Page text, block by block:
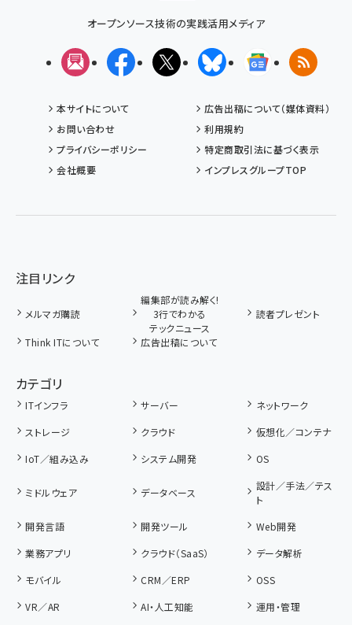
オープンソース技術の実践活用メディア
メルマガFacebookX(エックス)BlueskyGoogleニュ
RSS
本サイトについて
広告出稿について（媒体資料）
お問い合わせ
利用規約
プライバシーポリシー
特定商取引法に基づく表示
会社概要
インプレスグループTOP
注目リンク
メルマガ購読
編集部が読み解く!
3行でわかる
テックニュース
読者プレゼント
Think ITについて 広告出稿について
カテゴリ
ITインフラ サーバー
ネットワーク
ストレージ
クラウド
仮想化／コンテナ
IoT／組み込み
システム開発 OS
ミドルウェア データベース
設計／手法／テス
ト
開発言語
開発ツール
Web開発
業務アプリ
クラウド（SaaS）
データ解析
モバイル
CRM／ERP
OSS
VR／AR
AI・人工知能
運用・管理